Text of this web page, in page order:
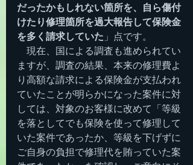
だったかもしれない箇所を、自ら傷付
けたり修理箇所を過大報告して保険金
を多く請求していた 」点です。
現在、国による調査も進められてい
ますが、調査の結果、本来の修理費よ
り高額な請求による保険金が支払われ
ていたことが明らかになった案件に対
しては、対象のお客様に改めて「等級
を落としてでも保険を使って修理して
いた案件であったか、等級を下げずに
ご自身の負担で修理代を賄っていた案